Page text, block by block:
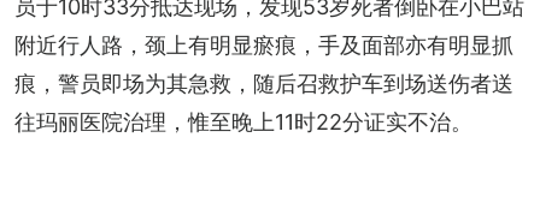
员于10时33分抵达现场，发现53岁死者倒卧在小巴站
附近行人路，颈上有明显瘀痕，手及面部亦有明显抓
痕，警员即场为其急救，随后召救护车到场送伤者送
往玛丽医院治理，惟至晚上11时22分证实不治。